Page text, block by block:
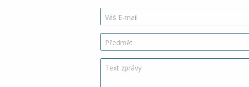
Váš E-mail
Předmět
Text zprávy